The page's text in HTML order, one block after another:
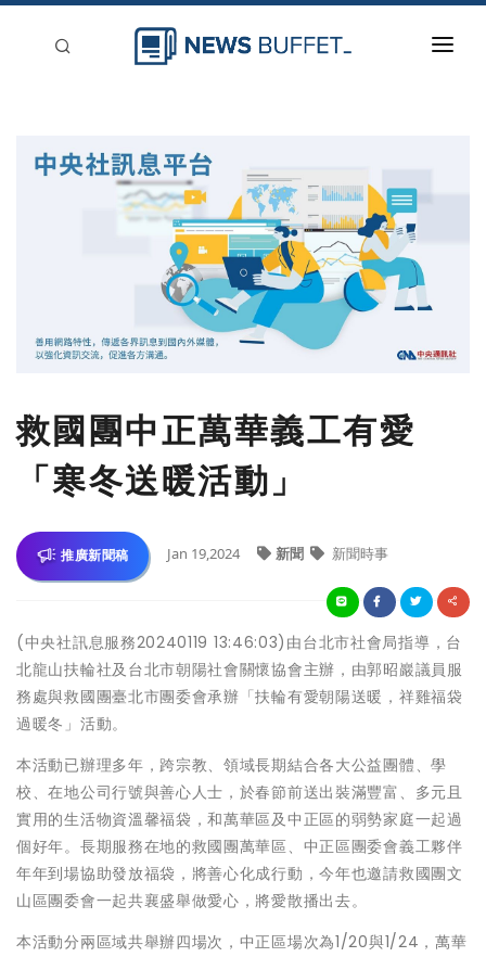
救國團中正萬華義工有愛
「寒冬送暖活動」
推廣新聞稿 Jan 19,2024 新聞 新聞時事
(中央社訊息服務20240119 13:46:03)由台北市社會局指導，台
北龍山扶輪社及台北市朝陽社會關懷協會主辦，由郭昭巖議員服
務處與救國團臺北市團委會承辦「扶輪有愛朝陽送暖，祥雞福袋
過暖冬」活動。
本活動已辦理多年，跨宗教、領域長期結合各大公益團體、學
校、在地公司行號與善心人士，於春節前送出裝滿豐富、多元且
實用的生活物資溫馨福袋，和萬華區及中正區的弱勢家庭一起過
個好年。長期服務在地的救國團萬華區、中正區團委會義工夥伴
年年到場協助發放福袋，將善心化成行動，今年也邀請救國團文
山區團委會一起共襄盛舉做愛心，將愛散播出去。
本活動分兩區域共舉辦四場次，中正區場次為1/20與1/24，萬華